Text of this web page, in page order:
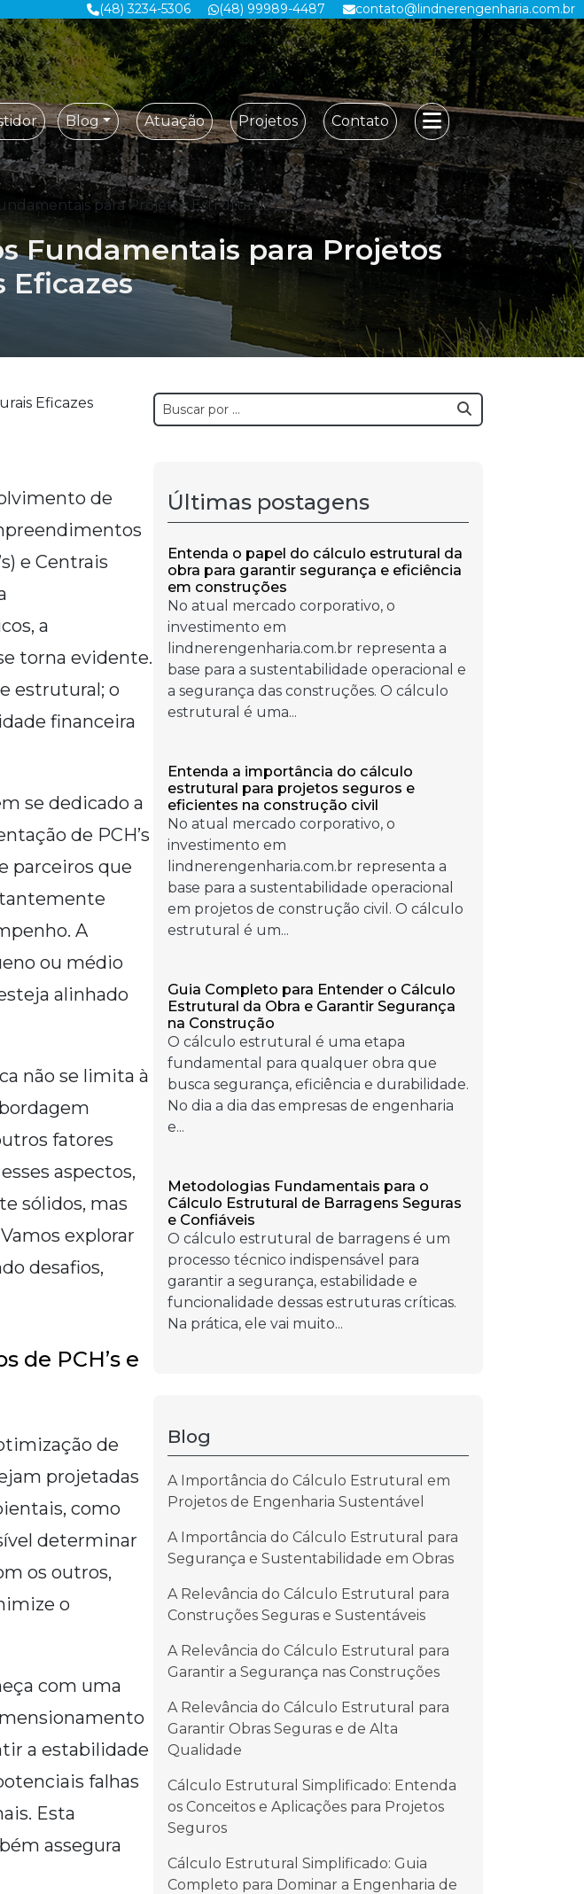
(48) 3234-5306 (48) 99989-4487 contato@lindnerengenharia.com.br
Blog Atuação Projetos Contato
para Projetos Estruturais Eficazes
Fundamentais para Projetos
Eficazes
de
e Centrais
a
torna evidente.
estrutural; o
financeira
se dedicado a
de PCH’s
parceiros que
A
ou médio
alinhado
não se limita à
fatores
aspectos,
sólidos, mas
explorar
desafios,
de PCH’s e
de
projetadas
como
determinar
os outros,
o
com uma
a estabilidade
falhas
Esta
assegura
Últimas postagens
Entenda o papel do cálculo estrutural da
obra para garantir segurança e eficiência
em construções
No atual mercado corporativo, o
investimento em
lindnerengenharia.com.br representa a
base para a sustentabilidade operacional e
a segurança das construções. O cálculo
estrutural é uma...
Entenda a importância do cálculo
estrutural para projetos seguros e
eficientes na construção civil
No atual mercado corporativo, o
investimento em
lindnerengenharia.com.br representa a
base para a sustentabilidade operacional
em projetos de construção civil. O cálculo
estrutural é um...
Guia Completo para Entender o Cálculo
Estrutural da Obra e Garantir Segurança
na Construção
O cálculo estrutural é uma etapa
fundamental para qualquer obra que
busca segurança, eficiência e durabilidade.
No dia a dia das empresas de engenharia
e...
Metodologias Fundamentais para o
Cálculo Estrutural de Barragens Seguras
e Confiáveis
O cálculo estrutural de barragens é um
processo técnico indispensável para
garantir a segurança, estabilidade e
funcionalidade dessas estruturas críticas.
Na prática, ele vai muito...
Blog
A Importância do Cálculo Estrutural em
Projetos de Engenharia Sustentável
A Importância do Cálculo Estrutural para
Segurança e Sustentabilidade em Obras
A Relevância do Cálculo Estrutural para
Construções Seguras e Sustentáveis
A Relevância do Cálculo Estrutural para
Garantir a Segurança nas Construções
A Relevância do Cálculo Estrutural para
Garantir Obras Seguras e de Alta
Qualidade
Cálculo Estrutural Simplificado: Entenda
os Conceitos e Aplicações para Projetos
Seguros
Cálculo Estrutural Simplificado: Guia
Completo para Dominar a Engenharia de